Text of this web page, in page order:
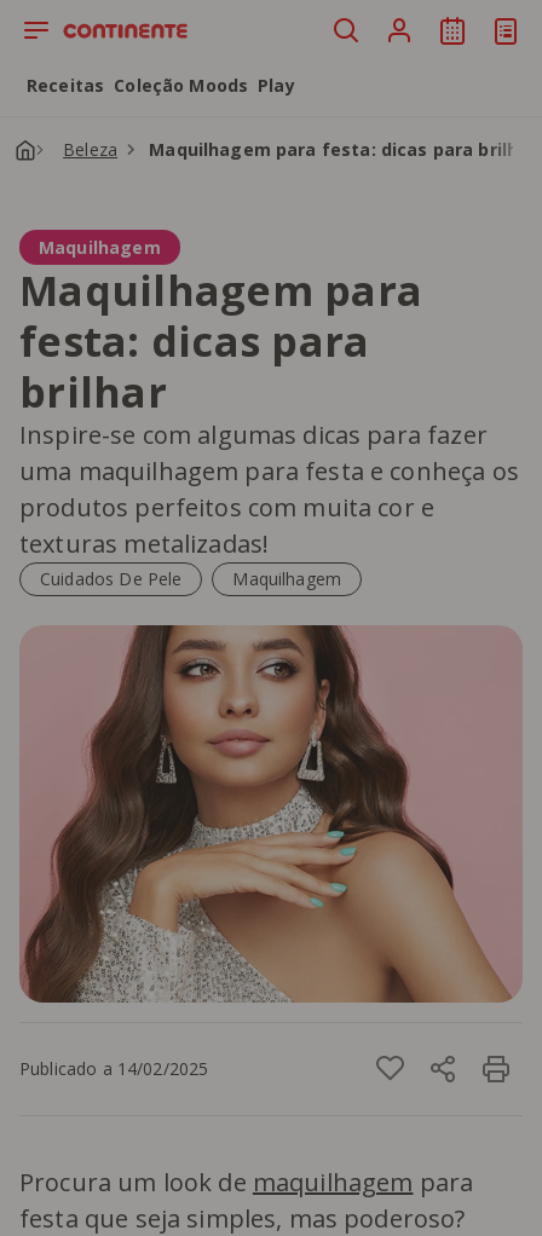
Saltar para o conteúdo principal
Receitas Coleção Moods Play
Beleza Maquilhagem para festa: dicas para brilhar
Maquilhagem
Maquilhagem para
festa: dicas para
brilhar
Inspire-se com algumas dicas para fazer
uma maquilhagem para festa e conheça os
produtos perfeitos com muita cor e
texturas metalizadas!
Cuidados De Pele Maquilhagem
Publicado a 14/02/2025
Procura um look de maquilhagem para
festa que seja simples, mas poderoso?